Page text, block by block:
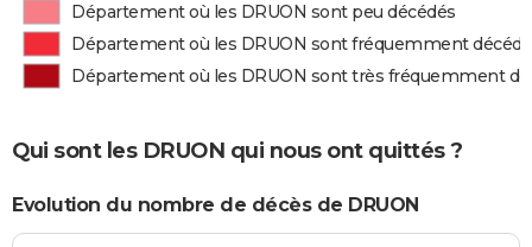
Département où les DRUON sont peu décédés
Département où les DRUON sont fréquemment
Département où les DRUON sont très fréquemment
Qui sont les DRUON qui nous ont quittés ?
Evolution du nombre de décès de DRUON